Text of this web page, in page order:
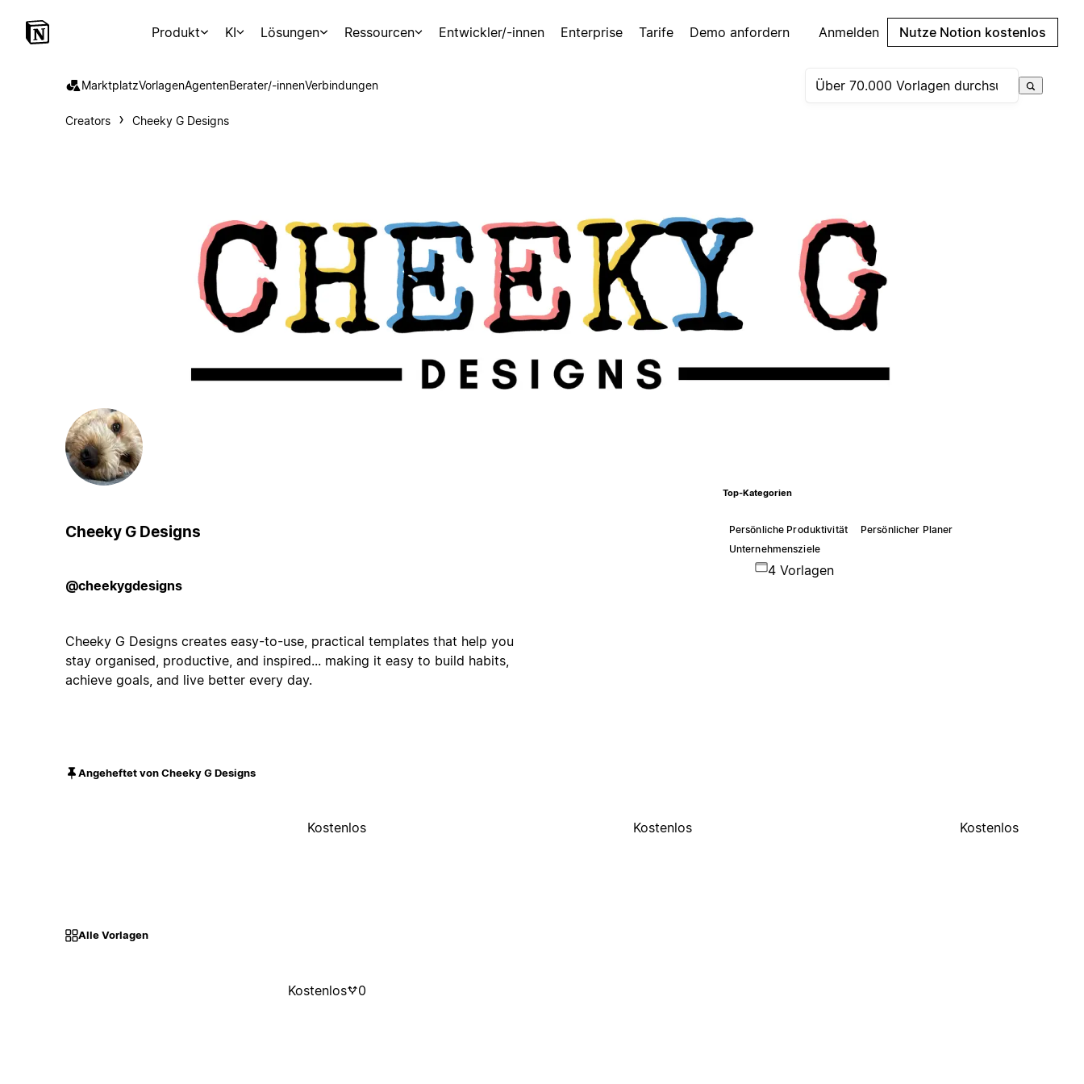
Produkt KI Lösungen Ressourcen Entwickler/-innen Enterprise Tarife Demo anfordern Anmelden Nutze Notion kostenlos
MarktplatzVorlagenAgentenBerater/-innenVerbindungen
Creators Cheeky G Designs
Cheeky G Designs
@cheekygdesigns
Cheeky G Designs creates easy-to-use, practical templates that help you
stay organised, productive, and inspired... making it easy to build habits,
achieve goals, and live better every day.
Top-Kategorien
Persönliche Produktivität
Persönlicher Planer
Unternehmensziele
4 Vorlagen
Angeheftet von Cheeky G Designs
Kostenlos Kostenlos Kostenlos
Alle Vorlagen
Kostenlos 0